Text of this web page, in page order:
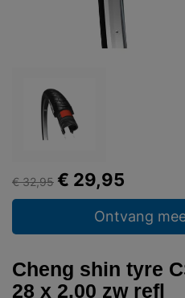
€ 32,95 € 29,95
Ontvang
Cheng shin tyre
28 x 2.00 zw refl